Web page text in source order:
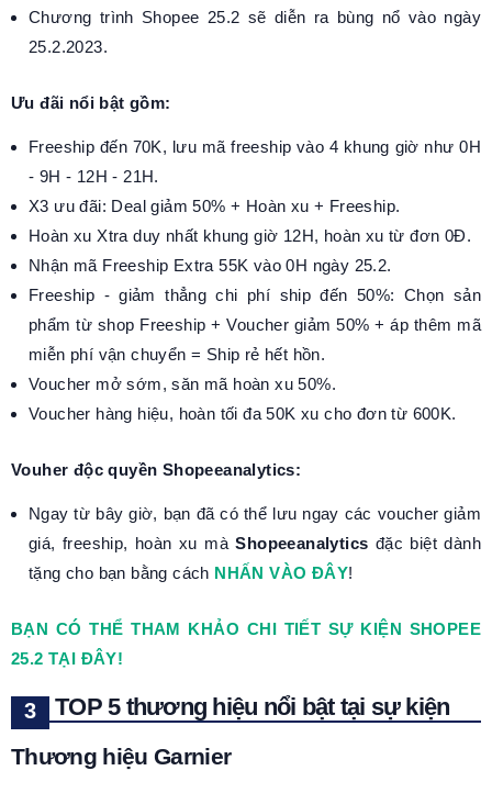
Chương trình Shopee 25.2 sẽ diễn ra bùng nổ vào ngày
25.2.2023.
Ưu đãi nổi bật gồm:
Freeship đến 70K, lưu mã freeship vào 4 khung giờ như 0H
- 9H - 12H - 21H.
X3 ưu đãi: Deal giảm 50% + Hoàn xu + Freeship.
Hoàn xu Xtra duy nhất khung giờ 12H, hoàn xu từ đơn 0Đ.
Nhận mã Freeship Extra 55K vào 0H ngày 25.2.
Freeship - giảm thẳng chi phí ship đến 50%: Chọn sản
phẩm từ shop Freeship + Voucher giảm 50% + áp thêm mã
miễn phí vận chuyển = Ship rẻ hết hồn.
Voucher mở sớm, săn mã hoàn xu 50%.
Voucher hàng hiệu, hoàn tối đa 50K xu cho đơn từ 600K.
Vouher độc quyền Shopeeanalytics:
Ngay từ bây giờ, bạn đã có thể lưu ngay các voucher giảm
giá, freeship, hoàn xu màShopeeanalytics đặc biệt dành
tặng cho bạn bằng cách NHẤN VÀO ĐÂY!
BẠN CÓ THỂ THAM KHẢO CHI TIẾT SỰ KIỆN SHOPEE
25.2 TẠI ĐÂY!
TOP 5 thương hiệu nổi bật tại sự kiện
Thương hiệu Garnier